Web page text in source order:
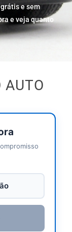
e sem
e veja quanto
AUTO